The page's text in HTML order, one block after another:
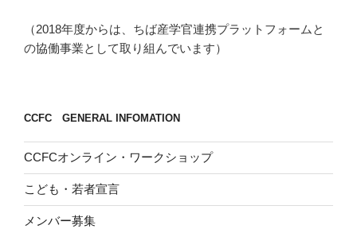
（2018年度からは、ちば産学官連携プラットフォームと
の協働事業として取り組んでいます）
CCFC GENERAL INFOMATION
CCFCオンライン・ワークショップ
こども・若者宣言
メンバー募集